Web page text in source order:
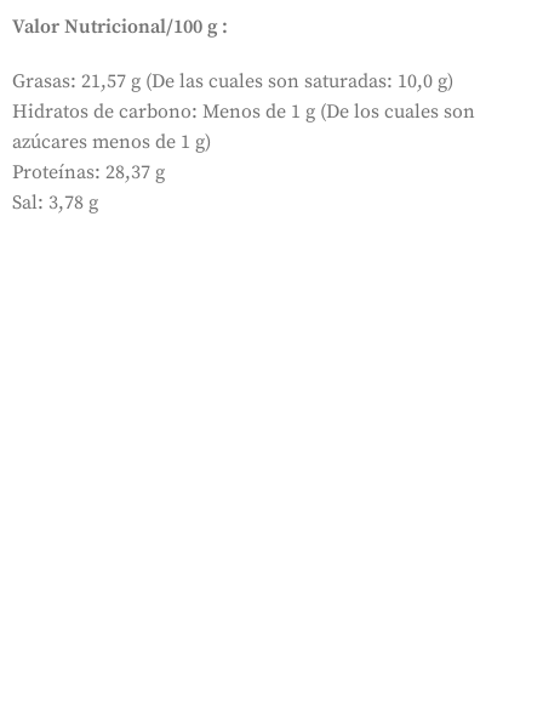
Valor Nutricional/100 g :
Grasas: 21,57 g (De las cuales son saturadas: 10,0 g)
Hidratos de carbono: Menos de 1 g (De los cuales son
azúcares menos de 1 g)
Proteínas: 28,37 g
Sal: 3,78 g